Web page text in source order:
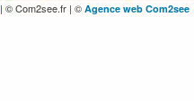
| © Com2see.fr | © Agence web Com2see